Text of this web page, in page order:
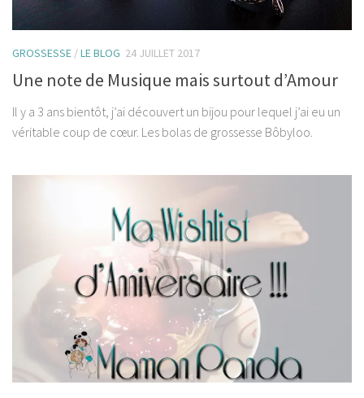
GROSSESSE /LE BLOG 24 JUILLET 2017
Une note de Musique mais surtout d’Amour
Il y a 3 ans bientôt, j’ai découvert un bijou pour lequel j’ai eu un
véritable coup de cœur. Les bolas de grossesse Bôbyloo.